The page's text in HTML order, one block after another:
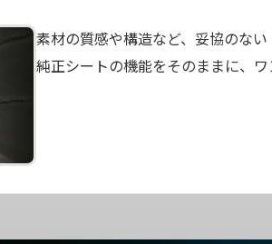
素材の質感や構造など、妥協のな
純正シートの機能をそのままに、